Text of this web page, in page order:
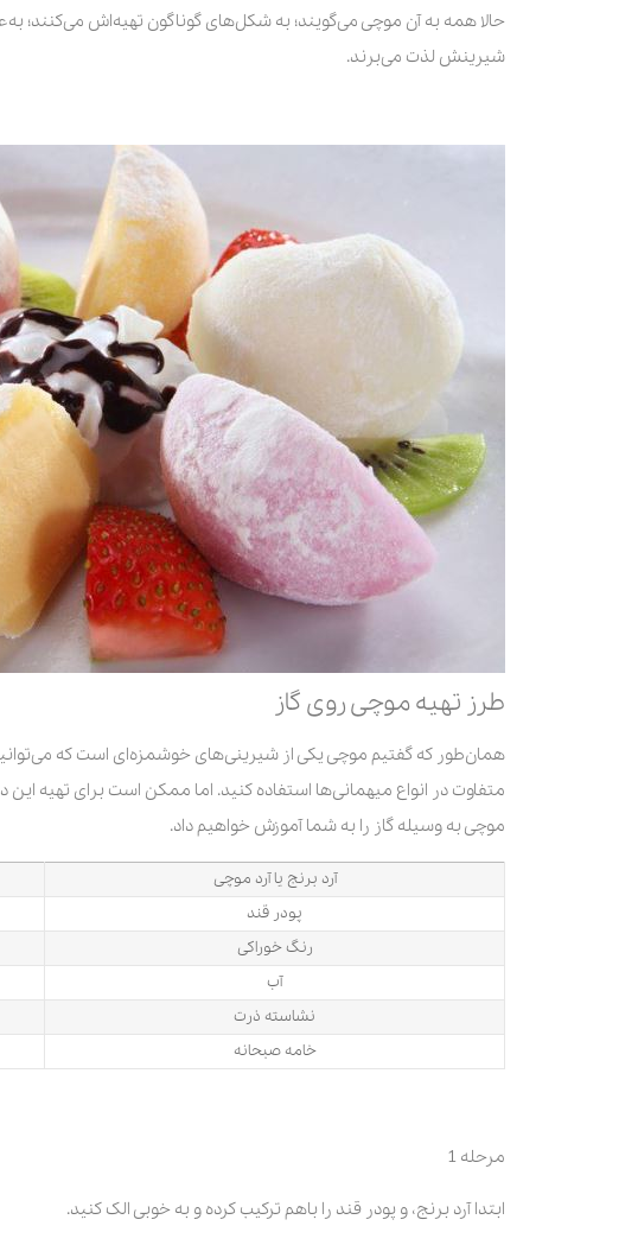
حالا همه به آن موچی می‌گویند؛ به شکل‌های گوناگون تهیه‌اش می‌کنند؛
شیرینش لذت می‌برند.
طرز تهیه موچی روی گاز
همان‌‌طور که گفتیم موچی یکی از شیرینی‌های خوشمزه‌ای است که
متفاوت در انواع میهمانی‌ها استفاده کنید. اما ممکن است برای تهیه
موچی به وسیله گاز را به شما آموزش خواهیم داد.
آرد برنج یا آرد موچی
پودر قند
رنگ خوراکی
آب
نشاسته ذرت
خامه صبحانه
مرحله 1
ابتدا آرد برنج، و پودر قند را باهم ترکیب کرده و به خوبی الک کنید.